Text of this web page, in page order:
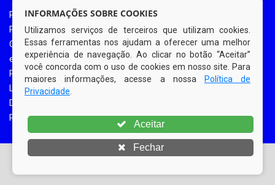
Portal da Transparência
Portal da Transparência COVID-19
Ouvidoria Eletrônica
e-SIC
Processos de Licitação
Licitações em Andamento
Diário Oficial
Portal do Contribuinte
© Copyright 2026 Prefeitura Municipal de Bom Jardim |
INFORMAÇÕES SOBRE COOKIES
Utilizamos serviços de terceiros que utilizam cookies.
Essas ferramentas nos ajudam a oferecer uma melhor
experiência de navegação. Ao clicar no botão “Aceitar”
você concorda com o uso de cookies em nosso site. Para
maiores informações, acesse a nossa
Política de
Privacidade
Aceitar
Fechar